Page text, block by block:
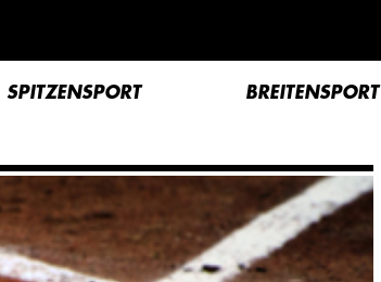
SPITZENSPORT BREITENSPORT